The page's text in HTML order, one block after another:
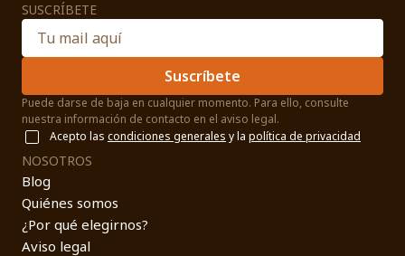
SUSCRÍBETE
Suscríbete
Puede darse de baja en cualquier momento. Para ello, consulte
nuestra información de contacto en el aviso legal.
Acepto las condiciones generales y la política de privacidad
NOSOTROS
Blog
Quiénes somos
¿Por qué elegirnos?
Aviso legal